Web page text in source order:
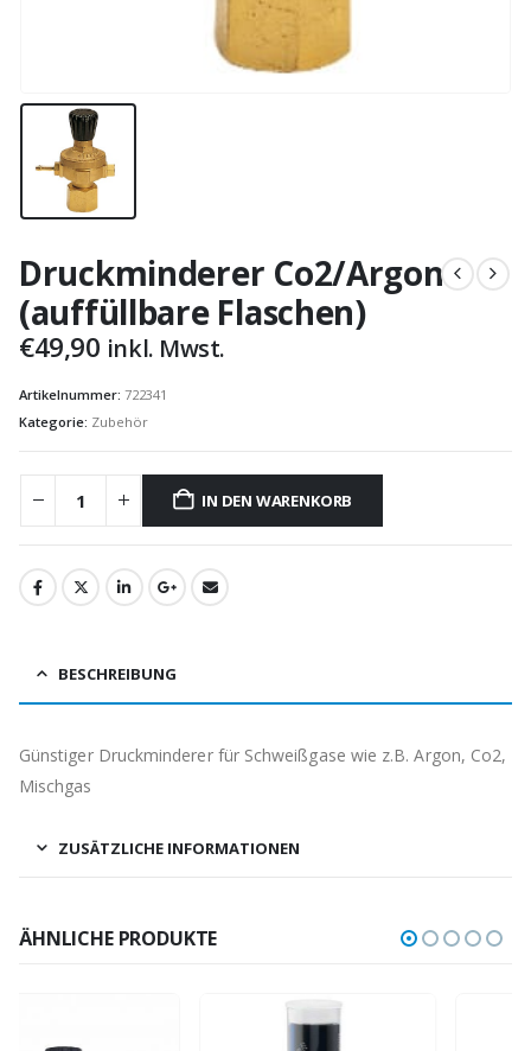
Druckminderer Co2/Argon
(auffüllbare Flaschen)
€49,90 inkl. Mwst.
Artikelnummer: 722341
Kategorie: Zubehör
IN DEN WARENKORB
BESCHREIBUNG
Günstiger Druckminderer für Schweißgase wie z.B. Argon, Co2,
Mischgas
ZUSÄTZLICHE INFORMATIONEN
ÄHNLICHE PRODUKTE